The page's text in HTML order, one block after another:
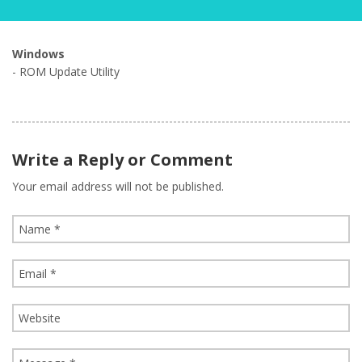
Windows
- ROM Update Utility
Write a Reply or Comment
Your email address will not be published.